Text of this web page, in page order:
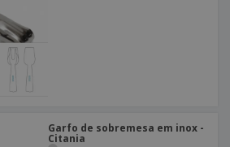
Garfo de sobremesa em inox -
Citania